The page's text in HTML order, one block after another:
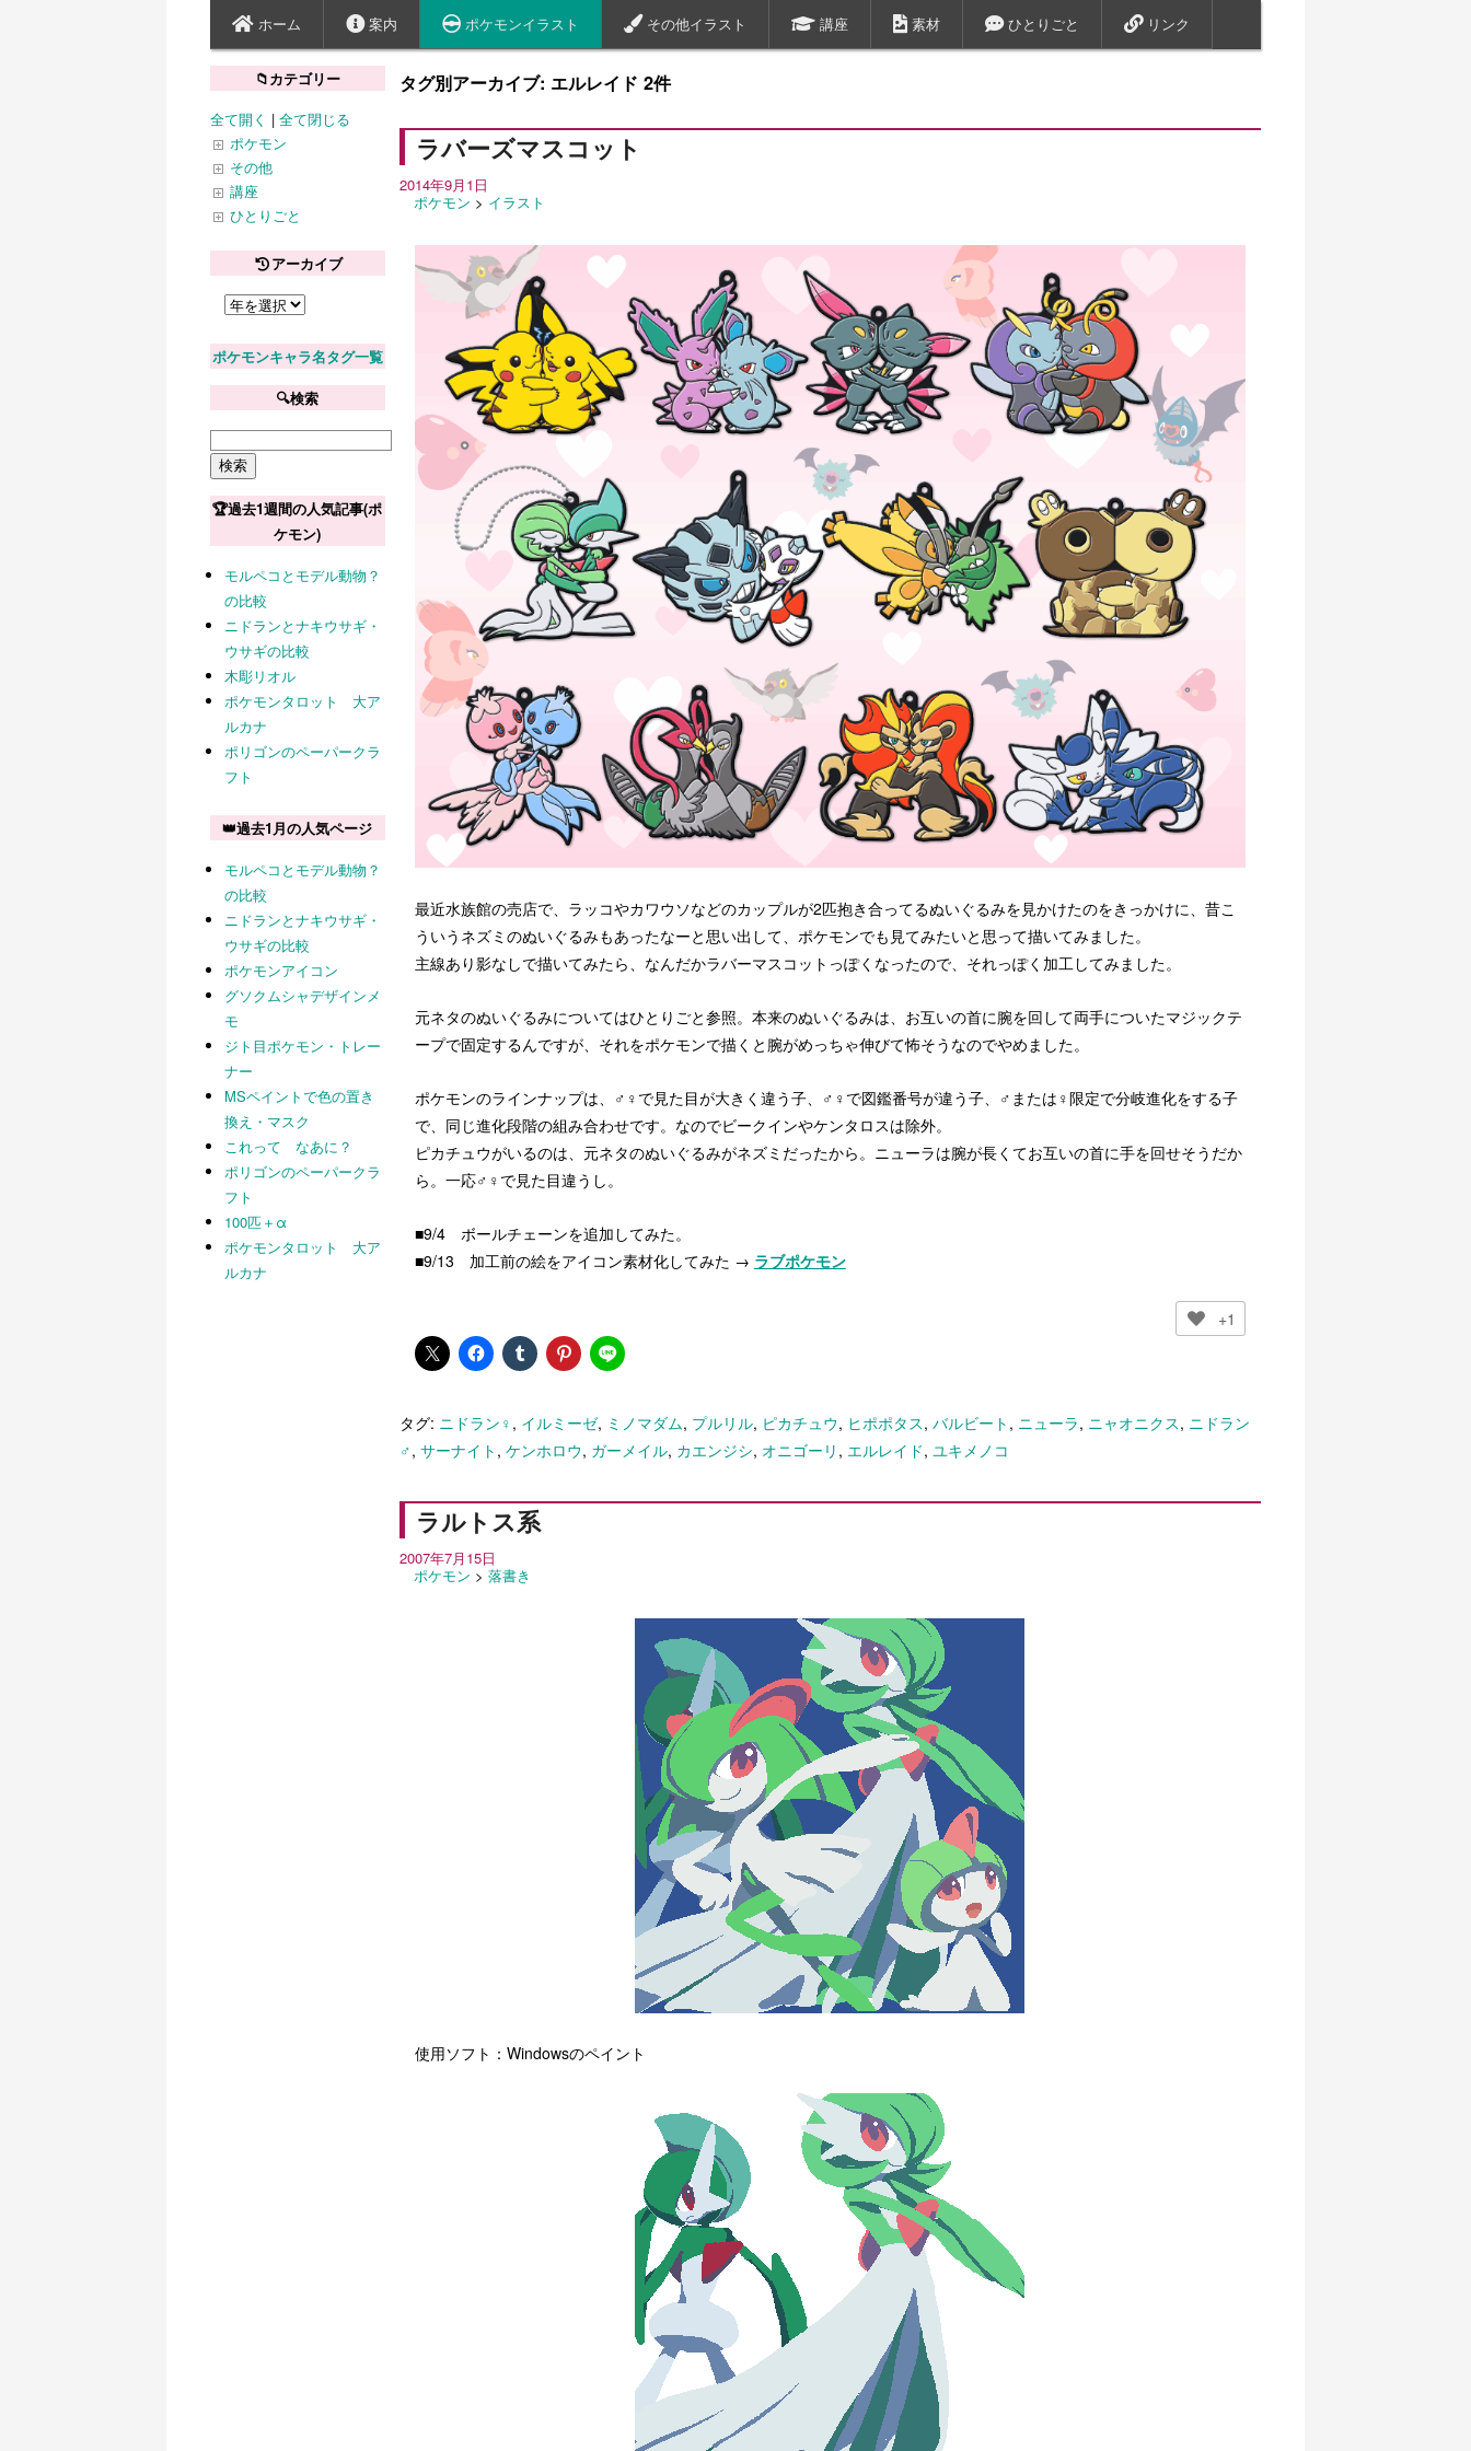
ホーム 案内 ポケモンイラスト その他イラスト 講座 素材 ひとりごと リンク
タグ別アーカイブ: エルレイド 2件
ラバーズマスコット
2014年9月1日
ポケモン > イラスト
最近水族館の売店で、ラッコやカワウソなどのカップルが2匹抱き合ってるぬいぐるみを見かけたのをきっかけに、昔こ
ういうネズミのぬいぐるみもあったなーと思い出して、ポケモンでも見てみたいと思って描いてみました。
主線あり影なしで描いてみたら、なんだかラバーマスコットっぽくなったので、それっぽく加工してみました。
元ネタのぬいぐるみについてはひとりごと参照。本来のぬいぐるみは、お互いの首に腕を回して両手についたマジックテ
ープで固定するんですが、それをポケモンで描くと腕がめっちゃ伸びて怖そうなのでやめました。
ポケモンのラインナップは、♂♀で見た目が大きく違う子、♂♀で図鑑番号が違う子、♂または♀限定で分岐進化をする子
で、同じ進化段階の組み合わせです。なのでビークインやケンタロスは除外。
ピカチュウがいるのは、元ネタのぬいぐるみがネズミだったから。ニューラは腕が長くてお互いの首に手を回せそうだか
ら。一応♂♀で見た目違うし。
■9/4 ボールチェーンを追加してみた。
■9/13 加工前の絵をアイコン素材化してみた → ラブポケモン
+1
タグ: ニドラン♀ , イルミーゼ, ミノマダム, プルリル, ピカチュウ, ヒポポタス, バルビート , ニューラ, ニャオニクス, ニドラン
♂, サーナイト , ケンホロウ, ガーメイル, カエンジシ, オニゴーリ , エルレイド, ユキメノコ
ラルトス系
2007年7月15日
ポケモン > 落書き
使用ソフト：Windowsのペイント
📁カテゴリー
全て開く | 全て閉じる
ポケモン
その他
講座
ひとりごと
アーカイブ
ポケモンキャラ名タグ一覧
🔍検索
🏆過去1週間の人気記事(ポ
ケモン)
モルペコとモデル動物？
の比較
ニドランとナキウサギ・
ウサギの比較
木彫リオル
ポケモンタロット 大ア
ルカナ
ポリゴンのペーパークラ
フト
👑過去1月の人気ページ
モルペコとモデル動物？
の比較
ニドランとナキウサギ・
ウサギの比較
ポケモンアイコン
グソクムシャデザインメ
モ
ジト目ポケモン・トレー
ナー
MSペイントで色の置き
換え・マスク
これって なあに？
ポリゴンのペーパークラ
フト
100匹＋α
ポケモンタロット 大ア
ルカナ